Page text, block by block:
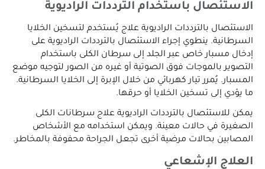
الاستئصال باستخدام الترددات الراديوية
الاستئصال بالترددات الراديوية علاج يُستخدم لتسخين الخلايا
السرطانية. ينطوي إجراء الاستئصال بالترددات الراديوية على
إدخال مسبار خاص عبر الجلد إلى سرطان الكلى باستخدام
التصوير بالموجات فوق الصوتية أو غيره من الصور لتوجيه موضع
المسبار. يُمرر تيار كهربائي من خلال الإبرة إلى الخلايا السرطانية.
ما يؤدي إلى تسخين الخلايا أو حرقها.
يمكن للاستئصال بالترددات الراديوية علاج سرطانات الكلى
الصغيرة في حالات معينة. ويمكن استخدامه مع الأشخاص
المصابين بحالات مرضية أخرى تجعل الجراحة محفوفة بالمخاطر.
العلاج الإشعاعي